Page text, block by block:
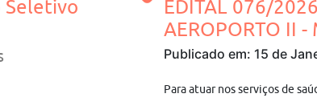
Seletivo
EDITAL 076/
AEROPORTO II -
Publicado em: 15 de
Para atuar nos serviços de